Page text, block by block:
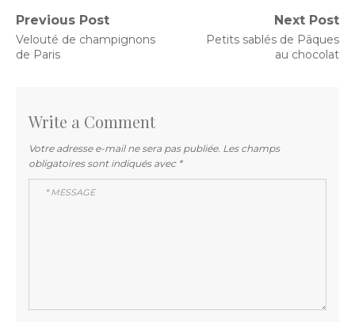
Navigation
de
Previous Post
Previous
post:
Velouté de champignons
de Paris
Next Post
Next
Petits sablés de Pâques
au chocolat
Write a Comment
Votre adresse e-mail ne sera pas publiée. Les champs
obligatoires sont indiqués avec *